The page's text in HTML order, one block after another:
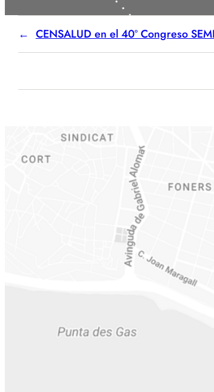
CENSALUD en el 40º Congreso